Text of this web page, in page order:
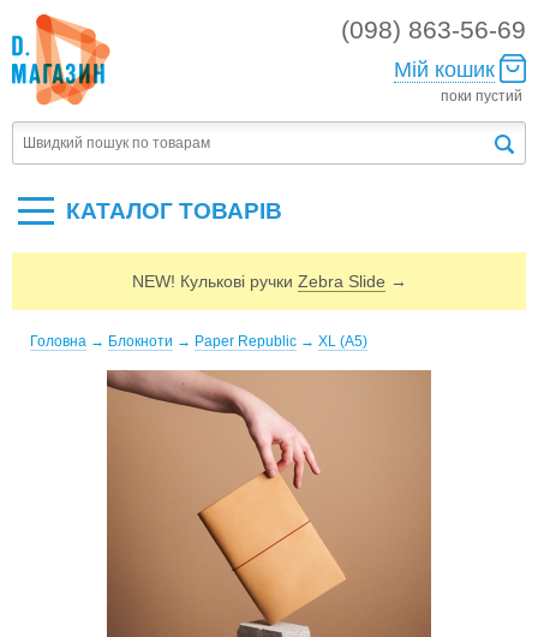
(098) 863-56-69
Мій кошик
поки пустий
КАТАЛОГ ТОВАРIВ
NEW! Кулькові ручки Zebra Slide →
Головна → Блокноти → Paper Republic → XL (A5)